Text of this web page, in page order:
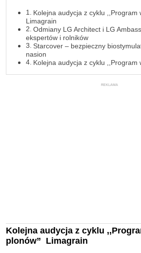
Kolejna audycja z cyklu ,,Program
Limagrain
Odmiany LG Architect i LG
ekspertów i rolników
Starcover – bezpieczny
nasion
Kolejna audycja z cyklu ,,Program
REKLAMA
Kolejna audycja z cyklu
plonów” Limagrain